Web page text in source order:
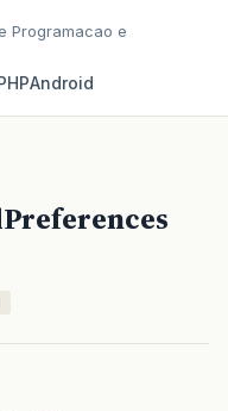
Programacao e
Android